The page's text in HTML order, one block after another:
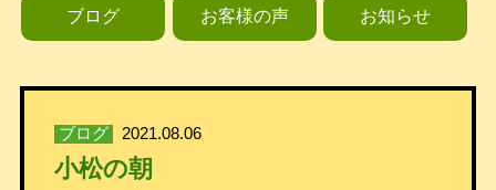
ブログ お客様の声 お知らせ
ブログ 2021.08.06
小松の朝